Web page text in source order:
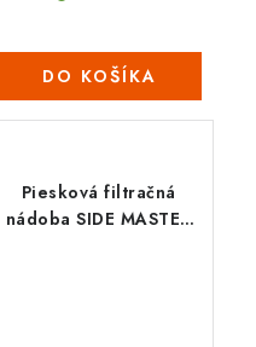
DO KOŠÍKA
Piesková filtračná
nádoba SIDE MASTER